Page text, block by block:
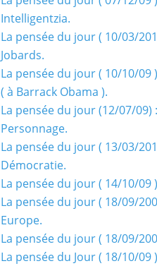
Intelligentzia.
La pensée du jour ( 10/03/
Jobards.
La pensée du jour ( 10/10/09
( à Barrack Obama ).
La pensée du jour (12/07/09) :
Personnage.
La pensée du jour ( 13/03/
Démocratie.
La pensée du jour ( 14/10/09
La pensée du jour ( 18/09/
Europe.
La pensée du jour ( 18/09/
La pensée du Jour ( 18/10/09